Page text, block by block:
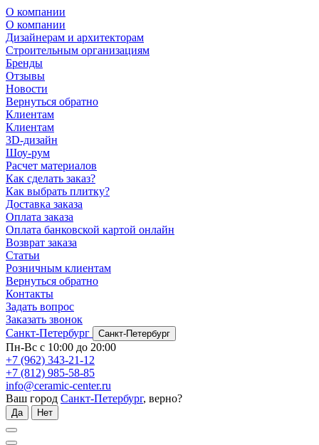
О компании
О компании
Дизайнерам и архитекторам
Строительным организациям
Бренды
Отзывы
Новости
Вернуться обратно
Клиентам
Клиентам
3D-дизайн
Шоу-рум
Расчет материалов
Как сделать заказ?
Как выбрать плитку?
Доставка заказа
Оплата заказа
Оплата банковской картой онлайн
Возврат заказа
Статьи
Розничным клиентам
Вернуться обратно
Контакты
Задать вопрос
Заказать звонок
Санкт-Петербург
Санкт-Петербург
Пн-Вс с 10:00 до 20:00
+7 (962) 343-21-12
+7 (812) 985-58-85
info@ceramic-center.ru
Ваш город Санкт-Петербург, верно?
Да Нет